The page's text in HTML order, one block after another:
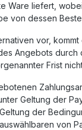
Ware liefert,
von dessen
vor,
Angebots
Frist
Geltung der
der
von